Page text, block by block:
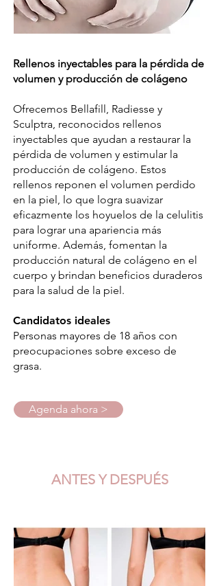
Rellenos inyectables para la pérdida de
volumen y producción de colágeno
Ofrecemos Bellafill, Radiesse y
Sculptra, reconocidos rellenos
inyectables que ayudan a restaurar la
pérdida de volumen y estimular la
producción de colágeno. Estos
rellenos reponen el volumen perdido
en la piel, lo que logra suavizar
eficazmente los hoyuelos de la celulitis
para lograr una apariencia más
uniforme. Además, fomentan la
producción natural de colágeno en el
cuerpo y brindan beneficios duraderos
para la salud de la piel.
Candidatos ideales
Personas mayores de 18 años con
preocupaciones sobre exceso de
grasa.
Agenda ahora >
ANTES Y DESPUÉS